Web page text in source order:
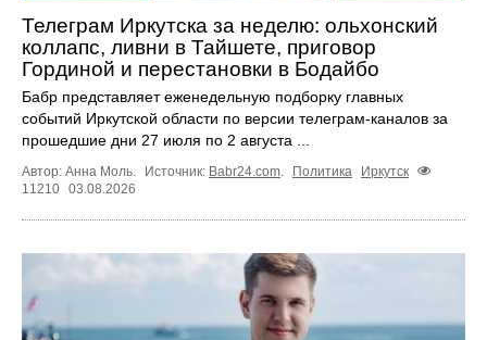
Телеграм Иркутска за неделю: ольхонский
коллапс, ливни в Тайшете, приговор
Гординой и перестановки в Бодайбо
Бабр представляет еженедельную подборку главных
событий Иркутской области по версии телеграм-каналов за
прошедшие дни 27 июля по 2 августа ...
Автор: Анна Моль. Источник: Babr24.com. Политика
Иркутск
11210 03.08.2026